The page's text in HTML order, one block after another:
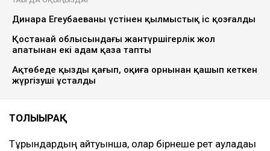
Динара Егеубаеваның үстінен қылмыстық іс қозғалды
Қостанай облысындағы жантүршігерлік жол
апатынан екі адам қаза тапты
Ақтөбеде қызды қағып, оқиға орнынан қашып кеткен
жүргізуші ұсталды
ТОЛЫҒЫРАҚ
Тұрғындардың айтуынша, олар бірнеше рет ауладағы